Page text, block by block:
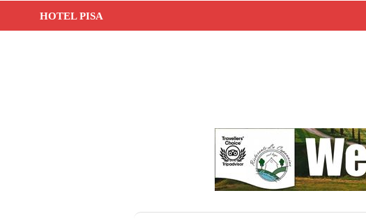
HOTEL PISA